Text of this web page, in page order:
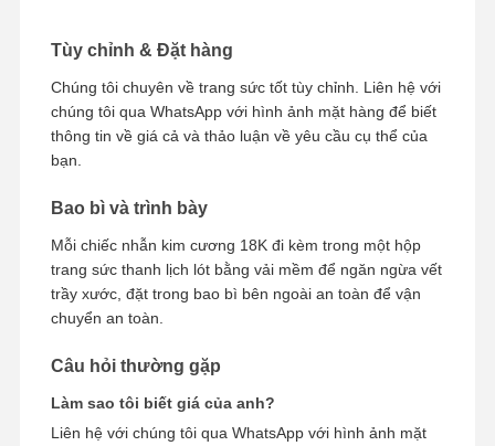
Tùy chỉnh & Đặt hàng
Chúng tôi chuyên về trang sức tốt tùy chỉnh. Liên hệ với
chúng tôi qua WhatsApp với hình ảnh mặt hàng để biết
thông tin về giá cả và thảo luận về yêu cầu cụ thể của
bạn.
Bao bì và trình bày
Mỗi chiếc nhẫn kim cương 18K đi kèm trong một hộp
trang sức thanh lịch lót bằng vải mềm để ngăn ngừa vết
trầy xước, đặt trong bao bì bên ngoài an toàn để vận
chuyển an toàn.
Câu hỏi thường gặp
Làm sao tôi biết giá của anh?
Liên hệ với chúng tôi qua WhatsApp với hình ảnh mặt